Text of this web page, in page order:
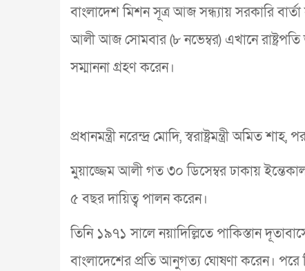
বাংলাদেশ মিশন সূত্র আজ সন্ধ্যায় সরকারি
আলী আজ সোমবার (৮ নভেম্বর) এখানে
সম্মাননা গ্রহণ করেন।
প্রধানমন্ত্রী নরেন্দ্র মোদি, স্বরাষ্ট্রমন্ত্রী অমিত
মুয়াজ্জেম আলী গত ৩০ ডিসেম্বর ঢাকায়
৫ বছর দায়িত্ব পালন করেন।
তিনি ১৯৭১ সালে নয়াদিল্লিতে পাকিস্তান
বাংলাদেশের প্রতি আনুগত্য ঘোষণা করেন। পরে